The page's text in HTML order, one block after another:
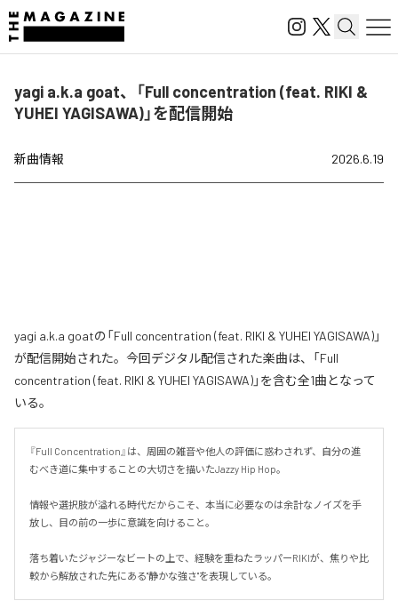
yagi a.k.a goat、「Full concentration (feat. RIKI &
YUHEI YAGISAWA)」を配信開始
新曲情報 2026.6.19
yagi a.k.a goatの「Full concentration (feat. RIKI & YUHEI YAGISAWA)」
が配信開始された。今回デジタル配信された楽曲は、「Full
concentration (feat. RIKI & YUHEI YAGISAWA)」を含む全1曲となって
いる。
『Full Concentration』は、周囲の雑音や他人の評価に惑わされず、自分の進
むべき道に集中することの大切さを描いたJazzy Hip Hop。
情報や選択肢が溢れる時代だからこそ、本当に必要なのは余計なノイズを手
放し、目の前の一歩に意識を向けること。
落ち着いたジャジーなビートの上で、経験を重ねたラッパーRIKIが、焦りや比
較から解放された先にある"静かな強さ"を表現している。